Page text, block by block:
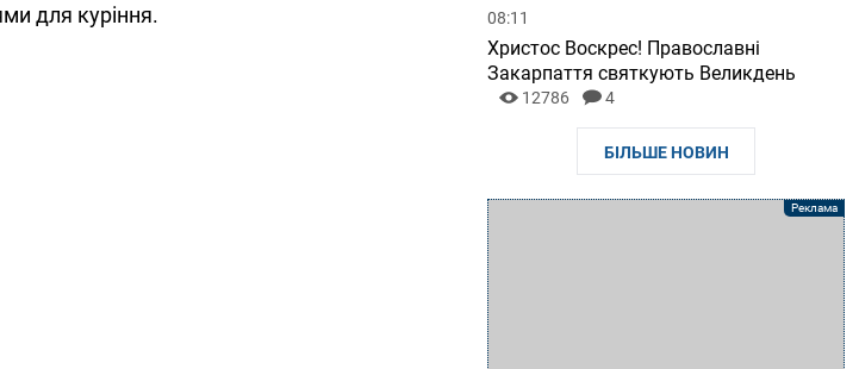
для куріння.
08:11
Христос Воскрес! Православні
Закарпаття святкують Великдень
12786 4
БІЛЬШЕ НОВИН